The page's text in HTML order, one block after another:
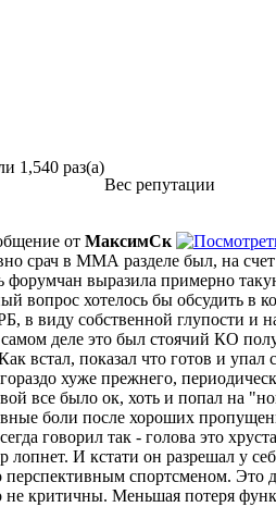
1,540 раз(а)
Вес репутации
от МаксимСк
срач в ММА разделе был, на
форумчан выразила примерно
вопрос хотелось бы обсудить в
в виду собственной глупости
деле это был стоячий КО
встал, показал что готов и
хуже прежнего,
все было ок, хоть и попал на
боли после хороших
говорил так - голова это
лопнет. И кстати он разрешал у
перспективным спортсменом. Это
критичны. Меньшая потеря